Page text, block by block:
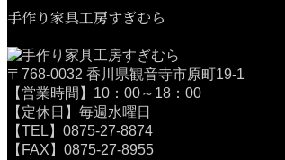
手作り家具工房すぎむら
〒768-0032 香川県観音寺市原町19-1
【営業時間】10：00～18：00
【定休日】毎週水曜日
【TEL】0875-27-8874
【FAX】0875-27-8955